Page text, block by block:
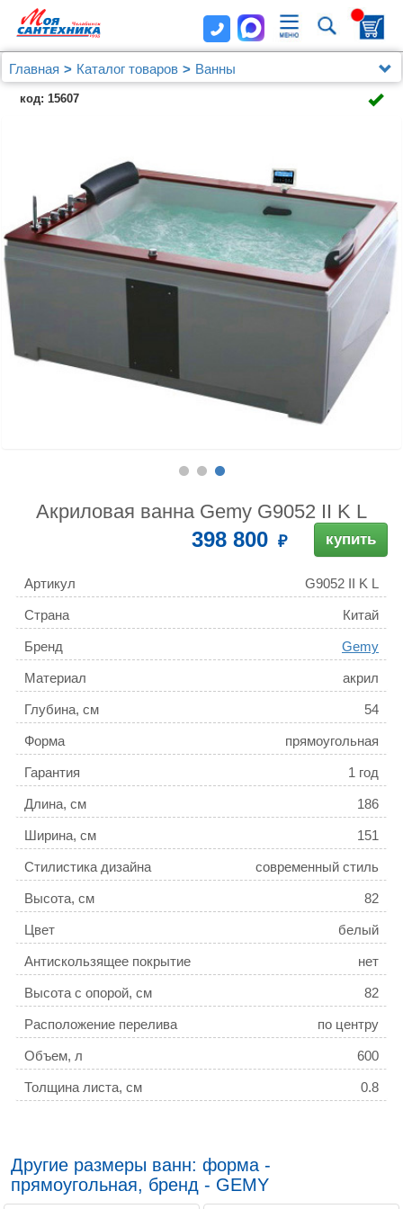
Главная Каталог товаров
Ванны
Акриловая ванна Gemy G9052 II K L
код: 15607
Акриловая ванна Gemy G9052 II K L
398 800 купить
Артикул G9052 II K L
Страна Китай
Бренд Gemy
Материал акрил
Глубина, см 54
Форма прямоугольная
Гарантия 1 год
Длина, см 186
Ширина, см 151
Стилистика дизайна современный стиль
Высота, см 82
Цвет белый
Антискользящее покрытие нет
Высота с опорой, см 82
Расположение перелива по центру
Объем, л 600
Толщина листа, см 0.8
Озонирование
Другие размеры ванн: форма -
прямоугольная, бренд - GEMY